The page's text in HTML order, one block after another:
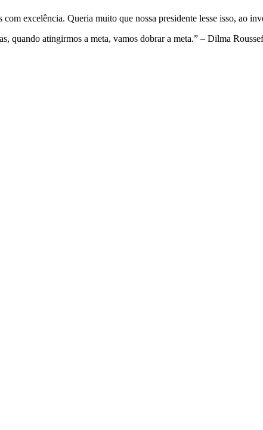
excelência. Queria muito que nossa presidente lesse isso, ao
quando atingirmos a meta, vamos dobrar a meta.” – Dilma